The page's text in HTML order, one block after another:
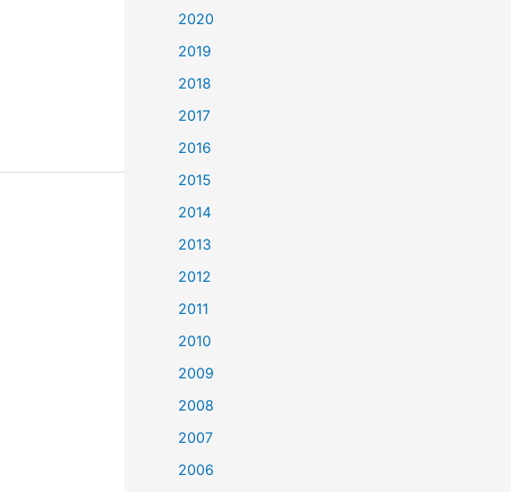
2020
2019
2018
2017
2016
2015
2014
2013
2012
2011
2010
2009
2008
2007
2006